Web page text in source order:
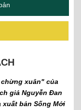
xuân" của
giả Nguyễn Đan
xuất bản Sống Mới